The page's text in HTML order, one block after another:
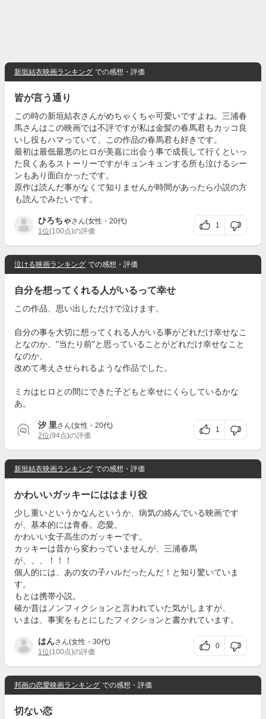
新垣結衣映画ランキング での感想・評価
皆が言う通り
この時の新垣結衣さんがめちゃくちゃ可愛いですよね。三浦春
馬さんはこの映画では不評ですが私は金髪の春馬君もカッコ良
いし役もハマっていて、この作品の春馬君も好きです。
最初は最低最悪のヒロが美嘉に出会う事で成長して行くといっ
た良くあるストーリーですがキュンキュンする所も泣けるシー
ンもあり面白かったです。
原作は読んだ事がなくて知りませんが時間があったら小説の方
も読んでみたいです。
ひろちゃさん(女性・20代)
1位(100点)の評価
1
泣ける映画ランキング での感想・評価
自分を想ってくれる人がいるって幸せ
この作品、思い出しただけで泣けます。
自分の事を大切に想ってくれる人がいる事がどれだけ幸せなこ
となのか、"当たり前"と思っていることがどれだけ幸せなこと
なのか、
改めて考えさせられるような作品でした。
ミカはヒロとの間にできた子どもと幸せにくらしているかな
あ。
汐 里さん(女性・20代)
2位(94点)の評価
1
新垣結衣映画ランキング での感想・評価
かわいいガッキーにははまり役
少し重いというかなんというか、病気の絡んでいる映画です
が、基本的には青春。恋愛。
かわいい女子高生のガッキーです。
カッキーは昔から変わっていませんが、三浦春馬
が、、、！！！
個人的には、あの女の子ハルだったんだ！と知り驚いていま
す。
もとは携帯小説。
確か昔はノンフィクションと言われていた気がしますが、
いまは、事実をもとにしたフィクションと書かれています。
はんさん(女性・30代)
1位(100点)の評価
0
邦画の恋愛映画ランキング での感想・評価
切ない恋